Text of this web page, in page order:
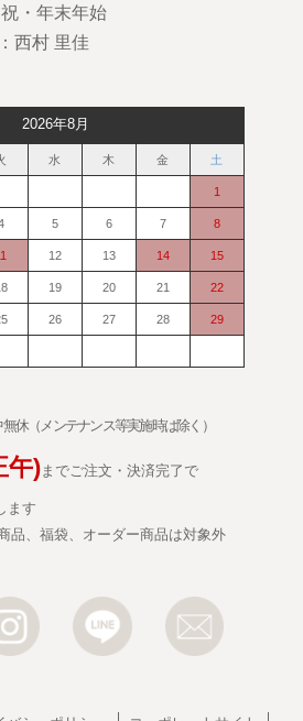
・年末年始
西村 里佳
2026年8月
水 木 金 土
1
5 6 7 8
12 13 14 15
19 20 21 22
26 27 28 29
休（メンテナンス等実施時は除く）
午)までご注文・決済完了で
ます
品、福袋、オーダー商品は対象外